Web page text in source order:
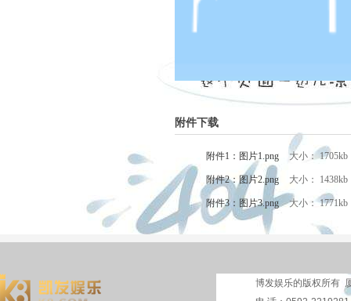
附件下载
附件1：图片1.png 大小： 1705kb
附件2：图片2.png 大小： 1438kb
附件3：图片3.png 大小： 1771kb
博发娱乐的版权所有